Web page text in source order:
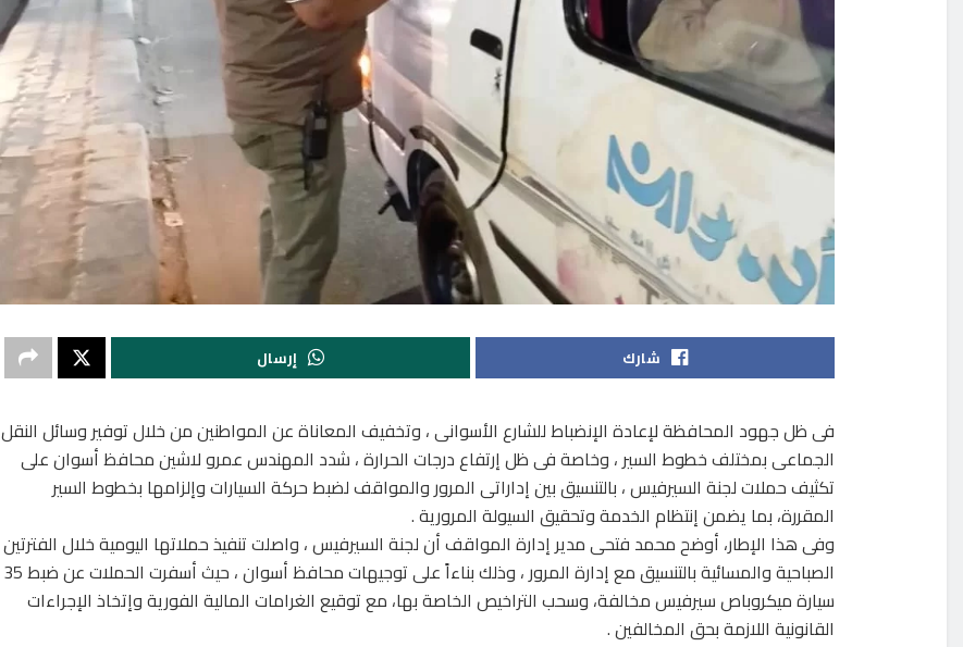
شارك إرسال
فى ظل جهود المحافظة لإعادة الإنضباط للشارع الأسوانى ، وتخفيف المعاناة عن المواطنين من خلال توفير وسائل النقل
الجماعى بمختلف خطوط السير ، وخاصة فى ظل إرتفاع درجات الحرارة ، شدد المهندس عمرو لاشين محافظ أسوان على
تكثيف حملات لجنة السيرفيس ، بالتنسيق بين إداراتى المرور والمواقف لضبط حركة السيارات وإلزامها بخطوط السير
المقررة، بما يضمن إنتظام الخدمة وتحقيق السيولة المرورية .
وفى هذا الإطار، أوضح محمد فتحى مدير إدارة المواقف أن لجنة السيرفيس ، واصلت تنفيذ حملاتها اليومية خلال الفترتين
الصباحية والمسائية بالتنسيق مع إدارة المرور ، وذلك بناءاً على توجيهات محافظ أسوان ، حيث أسفرت الحملات عن ضبط 35
سيارة ميكروباص سيرفيس مخالفة، وسحب التراخيص الخاصة بها، مع توقيع الغرامات المالية الفورية وإتخاذ الإجراءات
القانونية اللازمة بحق المخالفين .